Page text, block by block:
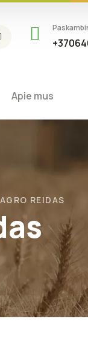
Apie mus
AGRO REIDAS